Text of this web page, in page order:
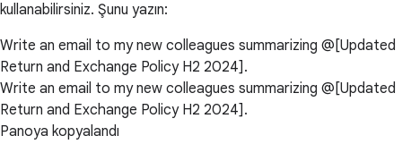
kullanabilirsiniz. Şunu yazın:
Write an email to my new colleagues summarizing @[Updated
Return and Exchange Policy H2 2024].
Write an email to my new colleagues summarizing @[Updated
Return and Exchange Policy H2 2024].
Panoya kopyalandı